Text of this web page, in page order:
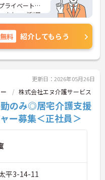
ライベートを
また、ご利用
とも円滑にコ
ています。
トなど、さら
相談くださ
無料 紹介してもらう
更新日：2026年05月26日
株式会社エヌ介護サービス
勤のみ◎居宅介護支援
ー募集＜正社員＞
平3-14-11